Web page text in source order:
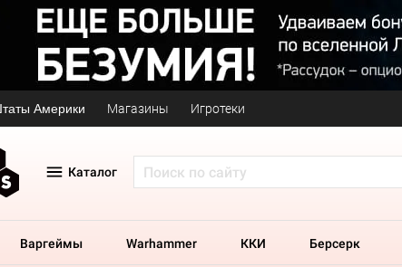
Америки Магазины Игротеки
Каталог
Варгеймы Warhammer ККИ Берсерк